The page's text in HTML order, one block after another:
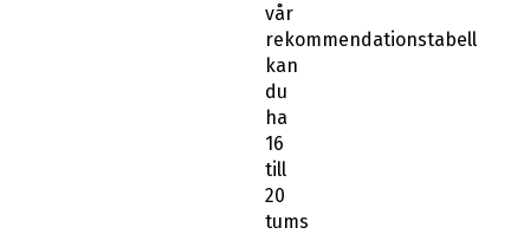
vår
rekommendationstabell
kan
du
ha
16
till
20
tums